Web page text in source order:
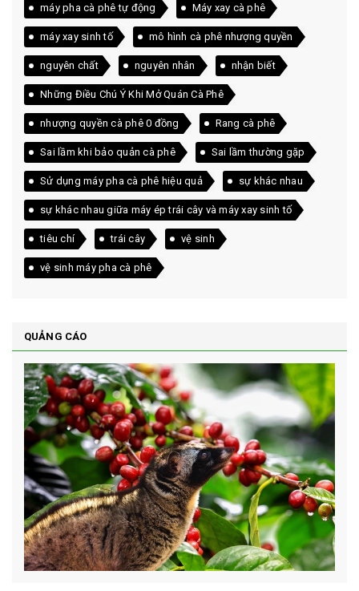
máy pha cà phê tự động Máy xay cà phê
máy xay sinh tố mô hình cà phê nhượng quyền
nguyên chất nguyên nhân nhận biết
Những Điều Chú Ý Khi Mở Quán Cà Phê
nhượng quyền cà phê 0 đồng Rang cà phê
Sai lầm khi bảo quản cà phê Sai lầm thường gặp
Sử dụng máy pha cà phê hiệu quả sự khác nhau
sự khác nhau giữa máy ép trái cây và máy xay sinh tố
tiêu chí trái cây vệ sinh
vệ sinh máy pha cà phê
QUẢNG CÁO